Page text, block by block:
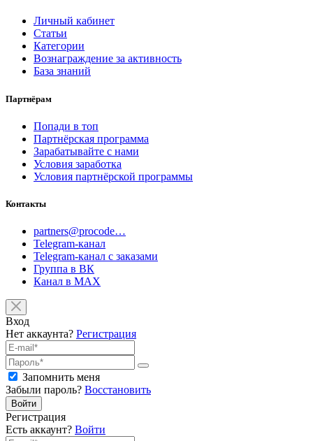
Личный кабинет
Статьи
Категории
Вознаграждение за активность
База знаний
Партнёрам
Попади в топ
Партнёрская программа
Зарабатывайте с нами
Условия заработка
Условия партнёрской программы
Контакты
partners@procode…
Telegram-канал
Telegram-канал с заказами
Группа в ВК
Канал в MAX
Вход
Нет аккаунта? Регистрация
Запомнить меня
Забыли пароль? Восстановить
Войти
Регистрация
Есть аккаунт? Войти